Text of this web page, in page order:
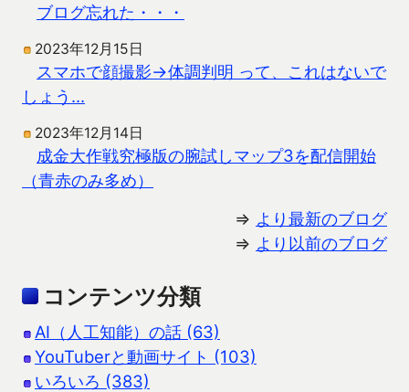
ブログ忘れた・・・
2023年12月15日
スマホで顔撮影→体調判明 って、これはないで
しょう…
2023年12月14日
成金大作戦究極版の腕試しマップ3を配信開始
（青赤のみ多め）
⇒ より最新のブログ
⇒ より以前のブログ
コンテンツ分類
AI（人工知能）の話 (63)
YouTuberと動画サイト (103)
いろいろ (383)